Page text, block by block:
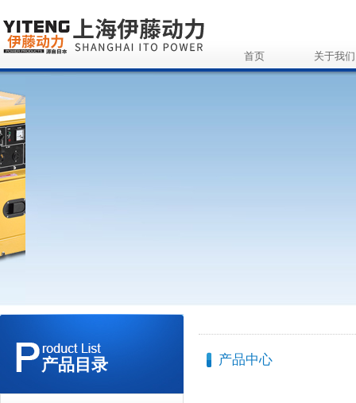
首页 关于我们
产品目录 产品中心